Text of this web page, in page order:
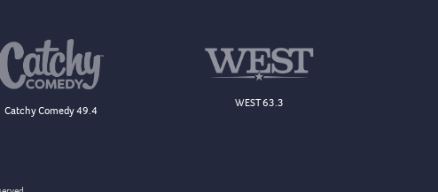
Catchy Comedy 49.4
WEST 63.3